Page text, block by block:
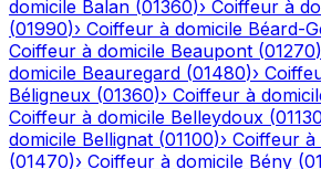
domicile Balan (01360)› Coiffeur à
(01990)› Coiffeur à domicile Béard-
Coiffeur à domicile Beaupont (01270)
domicile Beauregard (01480)›
Béligneux (01360)› Coiffeur à
Coiffeur à domicile Belleydoux (01130
domicile Bellignat (01100)› Coiffeur à
(01470)› Coiffeur à domicile Bény (